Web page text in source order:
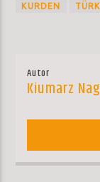
KURDEN
Autor
Kiumarz